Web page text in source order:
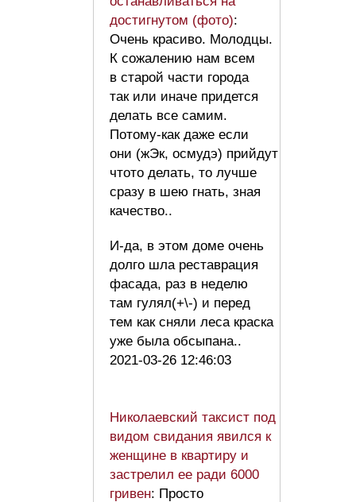
достигнутом (фото):
Очень красиво. Молодцы.
К сожалению нам всем
в старой части города
так или иначе придется
делать все самим.
Потому-как даже если
они (жЭк, осмудэ) прийдут
чтото делать, то лучше
сразу в шею гнать, зная
качество..
И-да, в этом доме очень
долго шла реставрация
фасада, раз в неделю
там гулял(+\-) и перед
тем как сняли леса краска
уже была обсыпана..
2021-03-26 12:46:03
Николаевский таксист под
видом свидания явился к
женщине в квартиру и
застрелил ее ради 6000
гривен: Просто